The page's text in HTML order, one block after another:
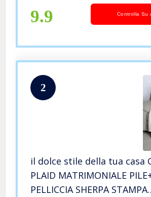
9.9 Controlla Su
2
il dolce stile della tua casa
PLAID MATRIMONIALE
PELLICCIA SHERPA STAMPA